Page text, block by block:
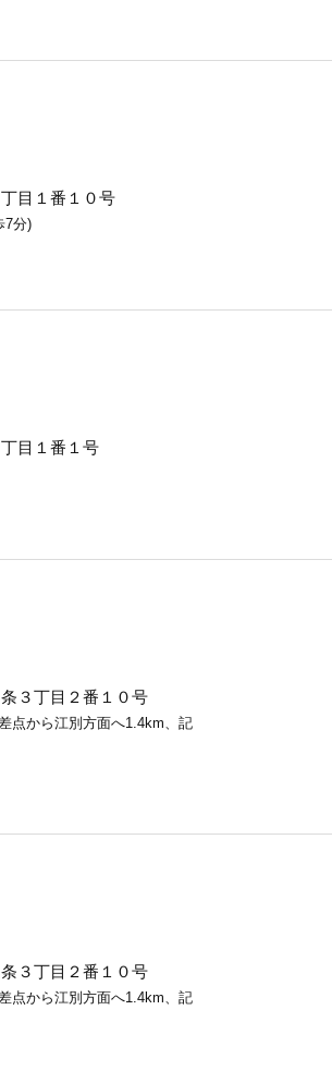
目１番１０号
7分)
目１番１号
３丁目２番１０号
点から江別方面へ1.4km、記
３丁目２番１０号
点から江別方面へ1.4km、記